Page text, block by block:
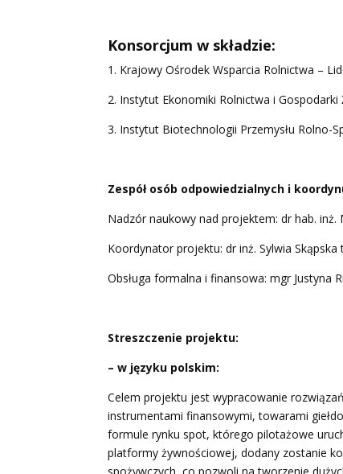
Konsorcjum w składzie:
1. Krajowy Ośrodek Wsparcia Rolnictwa –
2. Instytut Ekonomiki Rolnictwa i
3. Instytut Biotechnologii Przemysłu Rolno-
Zespół osób odpowiedzialnych i
Nadzór naukowy nad projektem:dr hab. inż.
Koordynator projektu:dr inż. Sylwia
Obsługa formalna i finansowa:mgr Justyna
Streszczenie projektu:
– w języku polskim:
Celem projektu jest wypracowanie
instrumentami finansowymi, towarami
formule rynku spot, którego pilotażowe
platformy żywnościowej, dodany zostanie